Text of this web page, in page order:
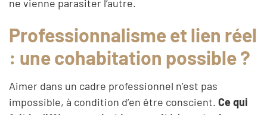
ne vienne parasiter l’autre.
Professionnalisme et lien réel
: une cohabitation possible ?
Aimer dans un cadre professionnel n’est pas
impossible, à condition d’en être conscient. Ce qui